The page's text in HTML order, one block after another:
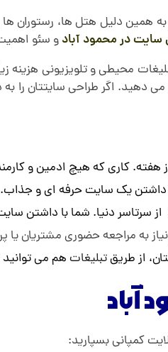
همین دلیل هتل ها، رستوران
سایت در محمود آبادو سئو
محیطی و تلویزیونی هزینه
می دهید. اگر طراحی
یک سایت حرفه ای و جذاب.
از سرتاسر دنیا. شما با
به مراجعه حضوری مشتریان یا
از طریقتبلیغاتهم می
کمپانی بسپارید: